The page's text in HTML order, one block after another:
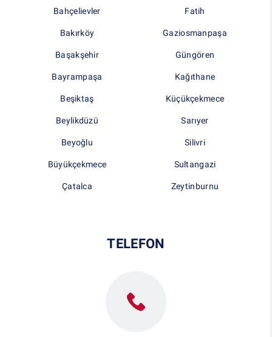
Bahçelievler Fatih
Bakırköy Gaziosmanpaşa
Başakşehir Güngören
Bayrampaşa Kağıthane
Beşiktaş Küçükçekmece
Beylikdüzü Sarıyer
Beyoğlu Silivri
Büyükçekmece Sultangazi
Çatalca Zeytinburnu
TELEFON